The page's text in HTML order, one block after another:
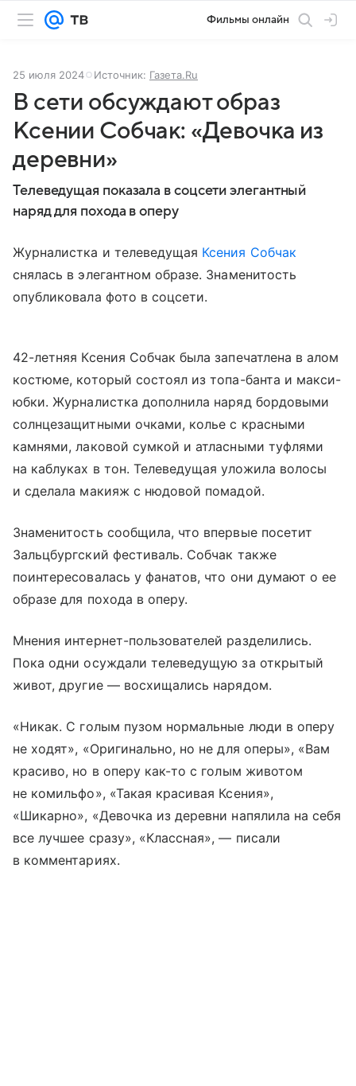
Фильмы онлайн
25 июля 2024 Источник: Газета.Ru
В сети обсуждают образ
Ксении Собчак: «Девочка из
деревни»
Телеведущая показала в соцсети элегантный
наряд для похода в оперу
Журналистка и телеведущая Ксения Собчак
снялась в элегантном образе. Знаменитость
опубликовала фото в соцсети.
42-летняя Ксения Собчак была запечатлена в алом
костюме, который состоял из топа-банта и макси-
юбки. Журналистка дополнила наряд бордовыми
солнцезащитными очками, колье с красными
камнями, лаковой сумкой и атласными туфлями
на каблуках в тон. Телеведущая уложила волосы
и сделала макияж с нюдовой помадой.
Знаменитость сообщила, что впервые посетит
Зальцбургский фестиваль. Собчак также
поинтересовалась у фанатов, что они думают о ее
образе для похода в оперу.
Мнения интернет-пользователей разделились.
Пока одни осуждали телеведущую за открытый
живот, другие — восхищались нарядом.
«Никак. С голым пузом нормальные люди в оперу
не ходят», «Оригинально, но не для оперы», «Вам
красиво, но в оперу как-то с голым животом
не комильфо», «Такая красивая Ксения»,
«Шикарно», «Девочка из деревни напялила на себя
все лучшее сразу», «Классная», — писали
в комментариях.